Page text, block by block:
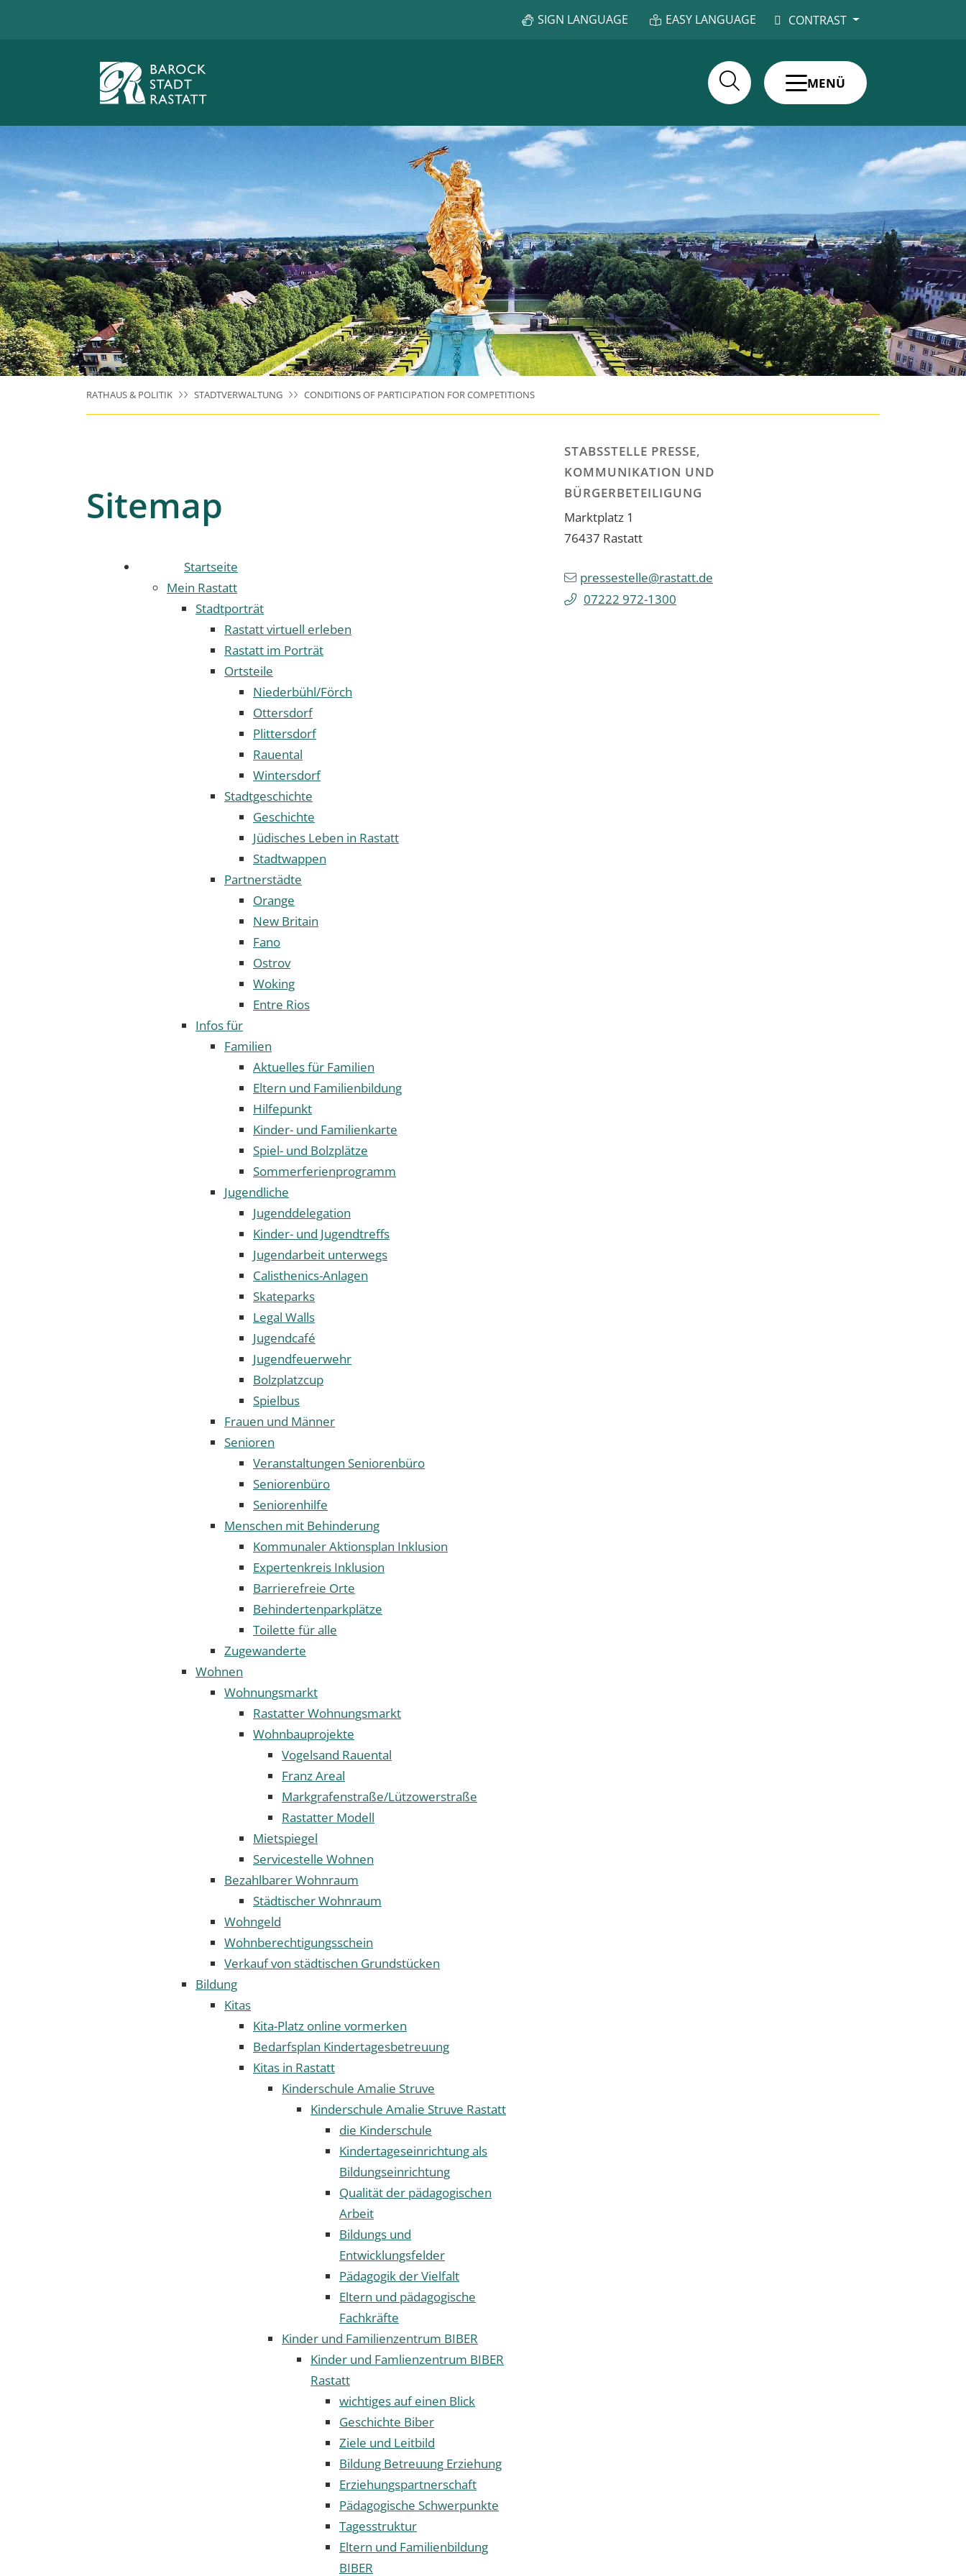
SIGN LANGUAGE EASY LANGUAGE CONTRAST
MENÜ
RATHAUS & POLITIK STADTVERWALTUNG CONDITIONS OF PARTICIPATION FOR COMPETITIONS
Sitemap
Startseite
Mein Rastatt
Stadtporträt
Rastatt virtuell erleben
Rastatt im Porträt
Ortsteile
Niederbühl/Förch
Ottersdorf
Plittersdorf
Rauental
Wintersdorf
Stadtgeschichte
Geschichte
Jüdisches Leben in Rastatt
Stadtwappen
Partnerstädte
Orange
New Britain
Fano
Ostrov
Woking
Entre Rios
Infos für
Familien
Aktuelles für Familien
Eltern und Familienbildung
Hilfepunkt
Kinder- und Familienkarte
Spiel- und Bolzplätze
Sommerferienprogramm
Jugendliche
Jugenddelegation
Kinder- und Jugendtreffs
Jugendarbeit unterwegs
Calisthenics-Anlagen
Skateparks
Legal Walls
Jugendcafé
Jugendfeuerwehr
Bolzplatzcup
Spielbus
Frauen und Männer
Senioren
Veranstaltungen Seniorenbüro
Seniorenbüro
Seniorenhilfe
Menschen mit Behinderung
Kommunaler Aktionsplan Inklusion
Expertenkreis Inklusion
Barrierefreie Orte
Behindertenparkplätze
Toilette für alle
Zugewanderte
Wohnen
Wohnungsmarkt
Rastatter Wohnungsmarkt
Wohnbauprojekte
Vogelsand Rauental
Franz Areal
Markgrafenstraße/Lützowerstraße
Rastatter Modell
Mietspiegel
Servicestelle Wohnen
Bezahlbarer Wohnraum
Städtischer Wohnraum
Wohngeld
Wohnberechtigungsschein
Verkauf von städtischen Grundstücken
Bildung
Kitas
Kita-Platz online vormerken
Bedarfsplan Kindertagesbetreuung
Kitas in Rastatt
Kinderschule Amalie Struve
Kinderschule Amalie Struve Rastatt
die Kinderschule
Kindertageseinrichtung als
Bildungseinrichtung
Qualität der pädagogischen
Arbeit
Bildungs und
Entwicklungsfelder
Pädagogik der Vielfalt
Eltern und pädagogische
Fachkräfte
Kinder und Familienzentrum BIBER
Kinder und Famlienzentrum BIBER
Rastatt
wichtiges auf einen Blick
Geschichte Biber
Ziele und Leitbild
Bildung Betreuung Erziehung
Erziehungspartnerschaft
Pädagogische Schwerpunkte
Tagesstruktur
Eltern und Familienbildung
BIBER
STABSSTELLE PRESSE,
KOMMUNIKATION UND
BÜRGERBETEILIGUNG
Marktplatz 1
76437 Rastatt
pressestelle@rastatt.de
07222 972-1300